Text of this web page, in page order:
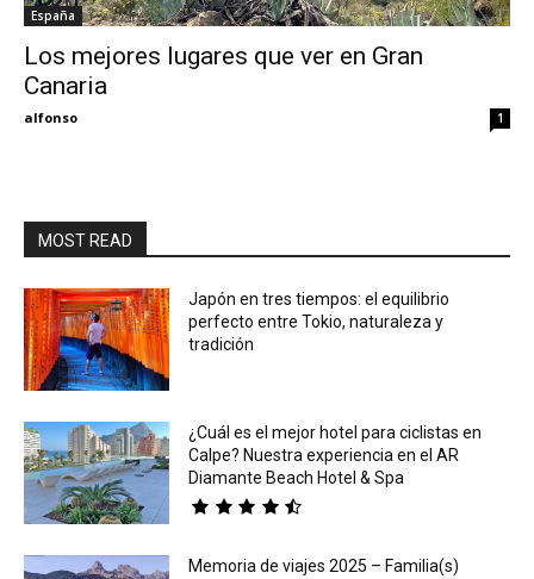
España
Los mejores lugares que ver en Gran
Canaria
alfonso 1
MOST READ
Japón en tres tiempos: el equilibrio
perfecto entre Tokio, naturaleza y
tradición
¿Cuál es el mejor hotel para ciclistas en
Calpe? Nuestra experiencia en el AR
Diamante Beach Hotel & Spa
Memoria de viajes 2025 – Familia(s)